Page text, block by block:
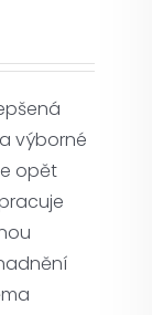
výborné
opět